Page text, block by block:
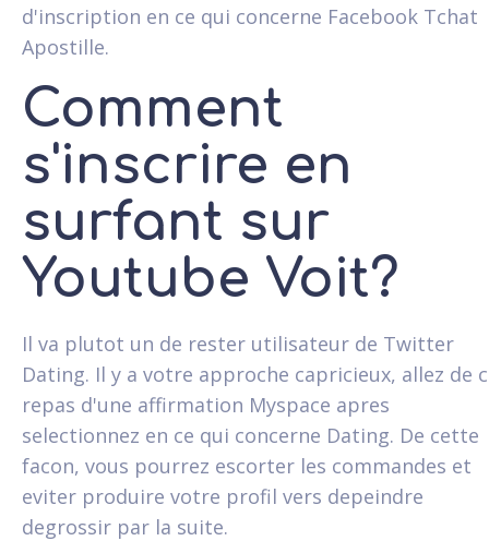
d'inscription en ce qui concerne Facebook Tchat
Apostille.
Comment
s'inscrire en
surfant sur
Youtube Voit?
Il va plutot un de rester utilisateur de Twitter
Dating. Il y a votre approche capricieux, allez de
repas d'une affirmation Myspace apres
selectionnez en ce qui concerne Dating. De cette
facon, vous pourrez escorter les commandes et
eviter produire votre profil vers depeindre
degrossir par la suite.